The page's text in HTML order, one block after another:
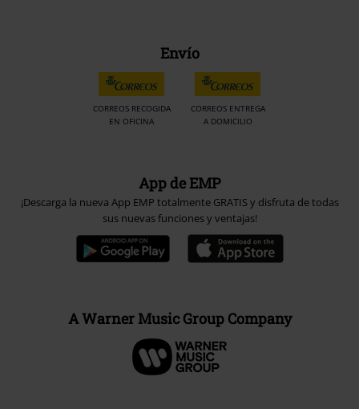
Envío
CORREOS RECOGIDA
EN OFICINA
CORREOS ENTREGA
A DOMICILIO
App de EMP
¡Descarga la nueva App EMP totalmente GRATIS y disfruta de todas
sus nuevas funciones y ventajas!
A Warner Music Group Company